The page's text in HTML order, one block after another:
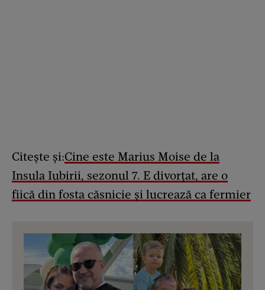
Citește și:Cine este Marius Moise de la
Insula Iubirii, sezonul 7. E divorțat, are o
fiică din fosta căsnicie și lucrează ca fermier